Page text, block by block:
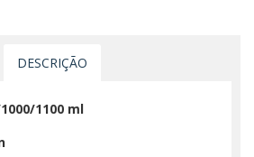
DESCRIÇÃO
1100 ml